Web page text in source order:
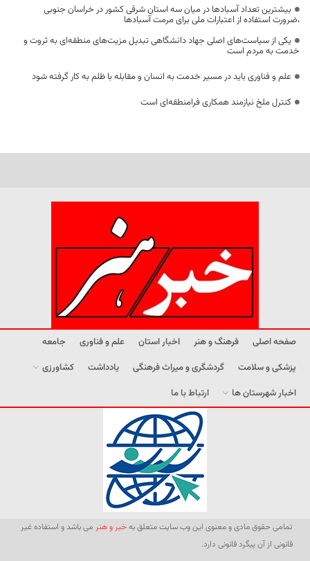
بیشترین تعداد آسبادها در میان سه استان شرقی کشور در خراسان جنوبی
،ضرورت استفاده از اعتبارات ملی برای مرمت آسبادها
یکی از سیاست‌های اصلی جهاد دانشگاهی تبدیل مزیت‌های منطقه‌ای به ثروت و
خدمت به مردم است
علم و فناوری باید در مسیر خدمت به انسان و مقابله با ظلم به کار گرفته شود
کنترل ملخ نیازمند همکاری فرامنطقه‌ای است
صفحه اصلی فرهنگ و هنر اخبار استان علم و فناوری
جامعه
پزشکی و سلامت
گردشگری و میراث فرهنگی یادداشت
کشاورزی
اخبار شهرستان ها
ارتباط با ما
تمامی حقوق مادی و معنوی این وب سایت متعلق بهخبر و هنر می باشد و استفاده غیر
قانونی از آن پیگرد قانونی دارد.